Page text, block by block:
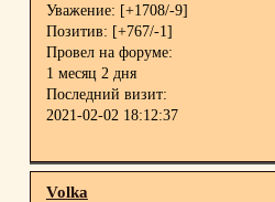
Уважение: [+1708/-9]
Позитив: [+767/-1]
Провел на форуме:
1 месяц 2 дня
Последний визит:
2021-02-02 18:12:37
Volka